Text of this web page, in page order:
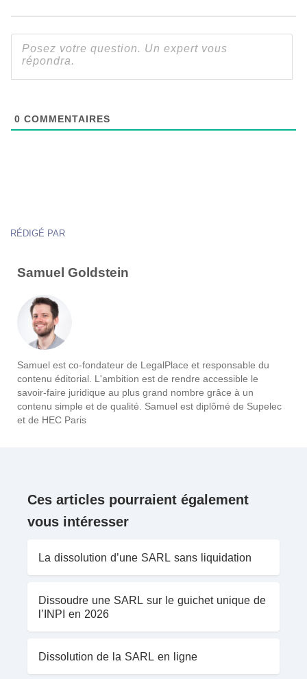
0 COMMENTAIRES
RÉDIGÉ PAR
Samuel Goldstein
Samuel est co-fondateur de LegalPlace et responsable du
contenu éditorial. L'ambition est de rendre accessible le
savoir-faire juridique au plus grand nombre grâce à un
contenu simple et de qualité. Samuel est diplômé de Supelec
et de HEC Paris
Ces articles pourraient également
vous intéresser
La dissolution d’une SARL sans liquidation
Dissoudre une SARL sur le guichet unique de
l’INPI en 2026
Dissolution de la SARL en ligne